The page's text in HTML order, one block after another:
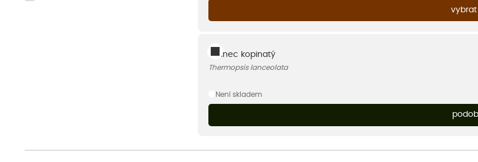
Vlčinec kopinatý
Thermopsis lanceolata
Není skladem